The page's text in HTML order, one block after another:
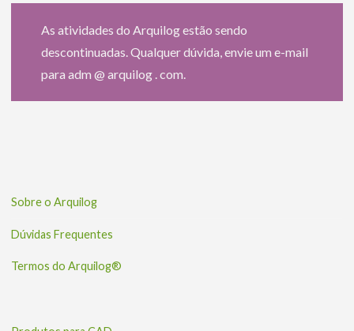
As atividades do Arquilog estão sendo
descontinuadas. Qualquer dúvida, envie um e-mail
para adm @ arquilog . com.
Sobre o Arquilog
Dúvidas Frequentes
Termos do Arquilog®